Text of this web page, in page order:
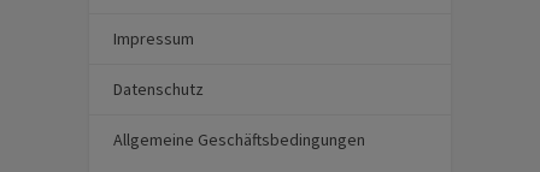
Impressum
Datenschutz
Allgemeine Geschäftsbedingungen